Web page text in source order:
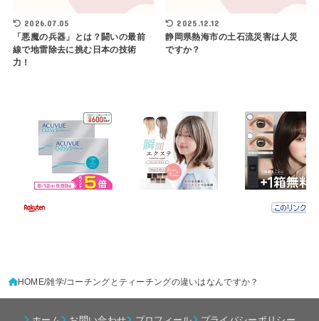
2026.07.05
「悪魔の兵器」とは？闘いの最前
線で地雷除去に挑む日本の技術
力！
2025.12.12
静岡県熱海市の土石流災害は人災
ですか？
HOME 雑学 コーチングとティーチングの違いはなんですか？